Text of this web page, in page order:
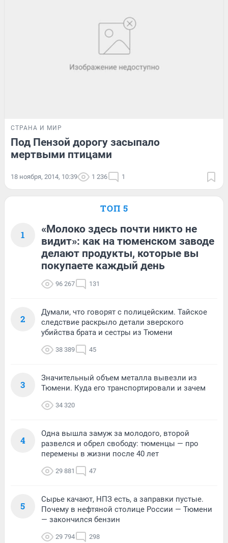
СТРАНА И МИР
Под Пензой дорогу засыпало
мертвыми птицами
18 ноября, 2014, 10:39 1 236 1
ТОП 5
1
«Молоко здесь почти никто не
видит»: как на тюменском заводе
делают продукты, которые вы
покупаете каждый день
96 267 131
2
Думали, что говорят с полицейским. Тайское
следствие раскрыло детали зверского
убийства брата и сестры из Тюмени
38 389 45
3
Значительный объем металла вывезли из
Тюмени. Куда его транспортировали и зачем
34 320
4
Одна вышла замуж за молодого, второй
развелся и обрел свободу: тюменцы — про
перемены в жизни после 40 лет
29 881 47
5
Сырье качают, НПЗ есть, а заправки пустые.
Почему в нефтяной столице России — Тюмени
— закончился бензин
29 794 298